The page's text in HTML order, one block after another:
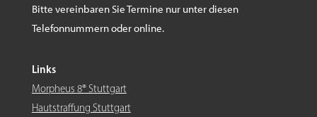
Bitte vereinbaren Sie Termine nur unter diesen
Telefonnummern oder online.
Links
Morpheus 8® Stuttgart
Hautstraffung Stuttgart